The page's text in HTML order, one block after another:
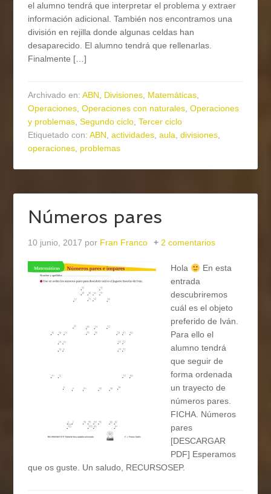
el alumno tendrá que interpretar el problema y extraer
información adicional. También nos encontramos una
división en rejilla donde algunas celdas han
desaparecido. El alumno tendrá que rellenarlas.
Finalmente […]
Archivado en:ABN, Divisiones, Matemáticas,
Operaciones,Operaciones con naturales,Operaciones
y problemas,Segundo ciclo,Tercer ciclo
Etiquetado con:ABN,actividades,aula,divisiones,
operaciones, problemas
Números pares
10 junio, 2017 por Fran Franco 2 comentarios
Hola
En esta
entrada
descubriremos
cuál es el objeto
preferido de Iván.
Para ello el
alumno tendrá
que seguir de
forma ordenada
un trayecto de
números pares.
FICHA. Números
pares
[DESCARGAR
PDF] Esperamos
que os guste. Un saludo, RECURSOSEP.